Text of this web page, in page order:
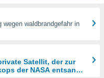
wegen waldbrandgefahr in
Satellit, der zur
der NASA entsandt